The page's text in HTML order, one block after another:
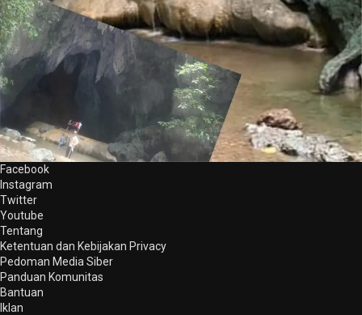
Facebook
Instagram
Twitter
Youtube
Tentang
Ketentuan dan Kebijakan Privacy
Pedoman Media Siber
Panduan Komunitas
Bantuan
Iklan